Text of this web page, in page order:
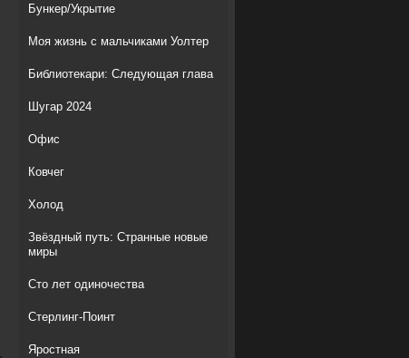
Бункер/Укрытие
Моя жизнь с мальчиками Уолтер
Библиотекари: Следующая глава
Шугар 2024
Офис
Ковчег
Холод
Звёздный путь: Странные новые
миры
Сто лет одиночества
Стерлинг-Поинт
Яростная